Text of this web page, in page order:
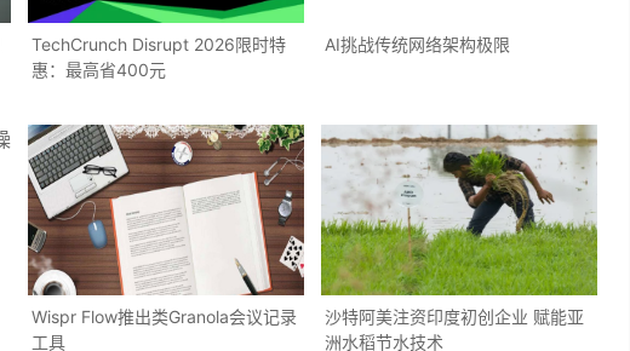
TechCrunch Disrupt 2026限时特
惠：最高省400元
AI挑战传统网络架构极限
Wispr Flow推出类Granola会议记录
工具
沙特阿美注资印度初创企业 赋能亚
洲水稻节水技术